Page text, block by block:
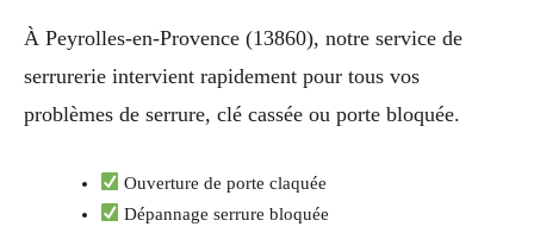
À Peyrolles-en-Provence (13860), notre service de
serrurerie intervient rapidement pour tous vos
problèmes de serrure, clé cassée ou porte bloquée.
Ouverture de porte claquée
Dépannage serrure bloquée